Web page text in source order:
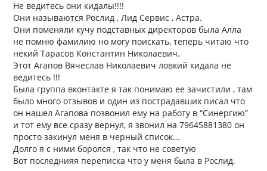
Не ведитесь они кидалы!!!!
Они называются Рослид , Лид Сервис , Астра.
Они поменяли кучу подставных директоров была Алла
не помню фамилию но могу поискать, теперь читаю что
некий Тарасов Константин Николаевич.
Этот Агапов Вячеслав Николаевич ловкий кидала не
ведитесь !!!
Была группа вконтакте я так понимаю ее зачистили , там
было много отзывов и один из пострадавших писал что
он нашел Агапова позвонил ему на работу в “Синергию”
и тот ему все сразу вернул, я звонил на 79645881380 он
просто закинул меня в черный список…
Долго я с ними боролся , так что не советую
Вот последнияя переписка что у меня была в Рослид.